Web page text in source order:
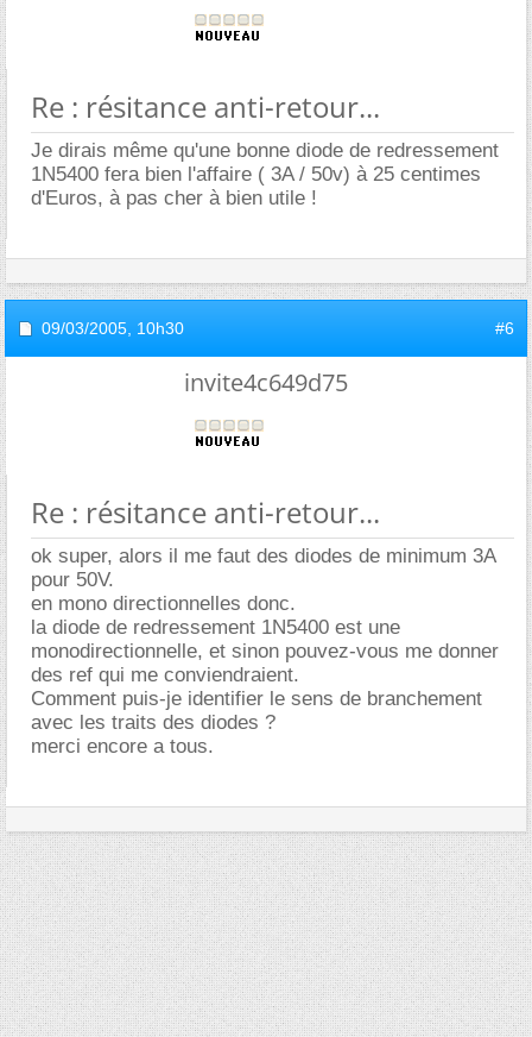
Re : résitance anti-retour...
Je dirais même qu'une bonne diode de redressement
1N5400 fera bien l'affaire ( 3A / 50v) à 25 centimes
d'Euros, à pas cher à bien utile !
09/03/2005, 10h30 #6
invite4c649d75
Re : résitance anti-retour...
ok super, alors il me faut des diodes de minimum 3A
pour 50V.
en mono directionnelles donc.
la diode de redressement 1N5400 est une
monodirectionnelle, et sinon pouvez-vous me donner
des ref qui me conviendraient.
Comment puis-je identifier le sens de branchement
avec les traits des diodes ?
merci encore a tous.